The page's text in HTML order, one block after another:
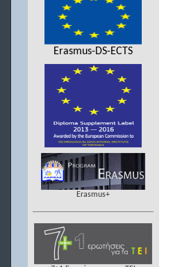
Erasmus-DS-ECTS
Erasmus+